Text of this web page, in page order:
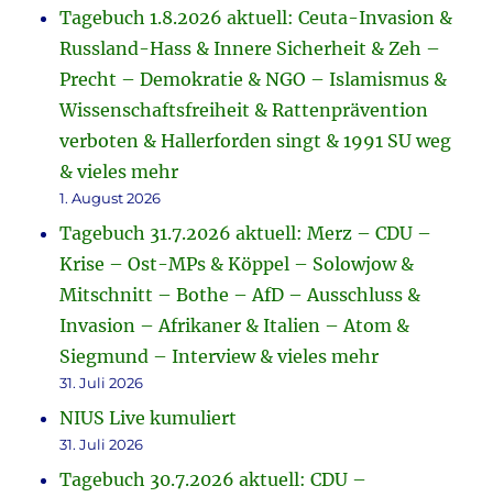
Tagebuch 1.8.2026 aktuell: Ceuta-Invasion &
Russland-Hass & Innere Sicherheit & Zeh –
Precht – Demokratie & NGO – Islamismus &
Wissenschaftsfreiheit & Rattenprävention
verboten & Hallerforden singt & 1991 SU weg
& vieles mehr
1. August 2026
Tagebuch 31.7.2026 aktuell: Merz – CDU –
Krise – Ost-MPs & Köppel – Solowjow &
Mitschnitt – Bothe – AfD – Ausschluss &
Invasion – Afrikaner & Italien – Atom &
Siegmund – Interview & vieles mehr
31. Juli 2026
NIUS Live kumuliert
31. Juli 2026
Tagebuch 30.7.2026 aktuell: CDU –